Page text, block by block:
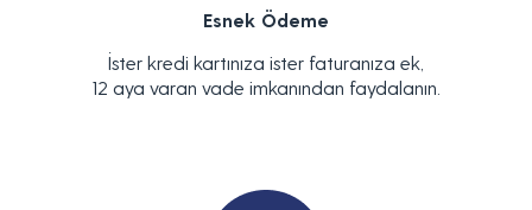
Esnek Ödeme
İster kredi kartınıza ister faturanıza ek,
12 aya varan vade imkanından faydalanın.